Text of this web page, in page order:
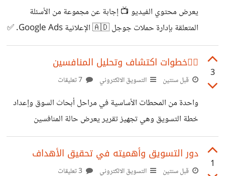
تحسين مستوي المبيعات حجم وعدد المستخدمين النشطين
يوميا علي منصة فيس بوك وانستجرام بيدعم ضرورة الإعتماد
وانستجرام للوصل لعدد كبير
يعرض محتوي الفيديو 📺 إجابة عن مجموعة من الأسئلة
المتعلقة بإدارة حملات جوجل 🇦🇩 الإعلانية Google Ads. ✅
تجاوز نظام جوجل ادز الميزانية اليومية للحملات الإعلانية ✅
strategy statuses ✅ البيانات التي توضح المدة الزمنية التي
الموقع A conversion path
https://youtu.be/rnGtFgsO3nU
3
🕵️‍♂️خطوات اكتشاف وتحليل المنافسين
قبل سنتين التسويق الالكتروني
واحدة من المحطات الأساسية في مراحل أبحاث السوق وإعداد
خطة التسويق وهي تجهيز تقرير يعرض حالة المنافسين
Online Competitive Analysis والذي يهدف إلى توضيح
مستوى قوة المنافسة بين مجموعة من مقدمي الخدمات
والمنتجات المشابهة. تعتمد عملية قياس وتحليل القوة المنافسين
1
دور التسويق وأهميته في تحقيق الأهداف
قبل سنتين التسويق الالكتروني